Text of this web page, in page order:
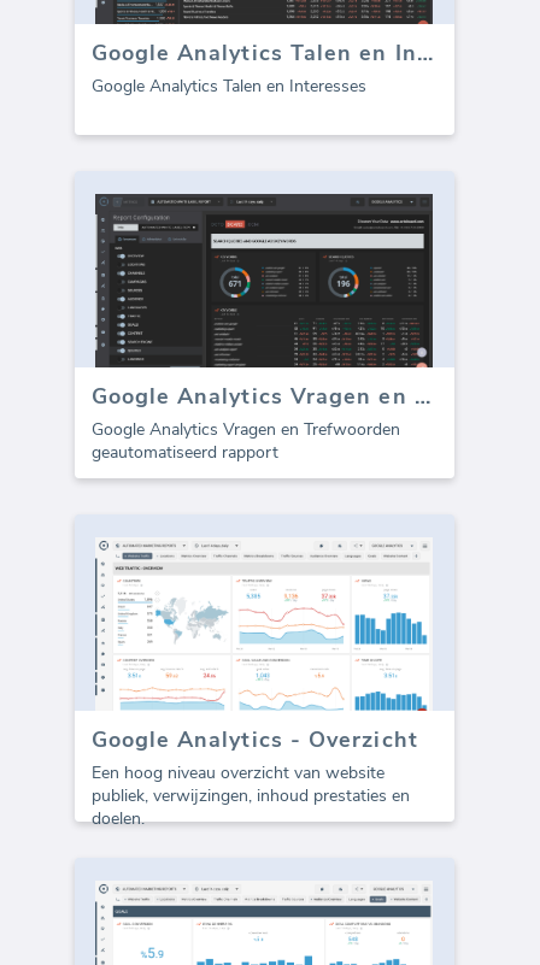
Google Analytics Talen en Interesses
Google Analytics Talen en Interesses
Google Analytics Vragen en Trefwoorden (rapport)
Google Analytics Vragen en Trefwoorden
geautomatiseerd rapport
Google Analytics - Overzicht
Een hoog niveau overzicht van website
publiek, verwijzingen, inhoud prestaties en
doelen.